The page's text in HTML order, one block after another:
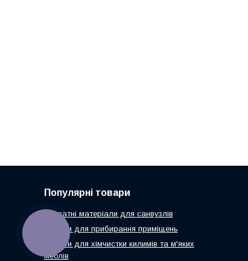
Популярні товари
Витратні матеріали для санвузлів
Засоби для прибирання приміщень
Засоби для хімчистки килимів та м'яких
меблів